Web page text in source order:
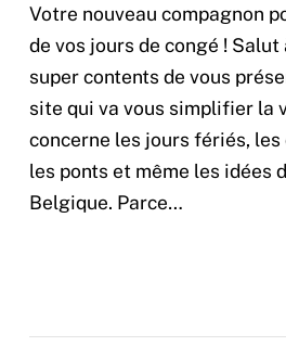
Votre nouveau compagnon
de vos jours de congé ! Salut
super contents de vous
site qui va vous simplifier la
concerne les jours fériés,
les ponts et même les idées
Belgique. Parce…